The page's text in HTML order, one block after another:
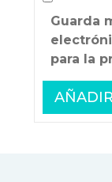
Guarda
para la